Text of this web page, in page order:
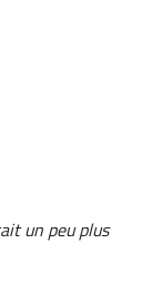
un peu plus